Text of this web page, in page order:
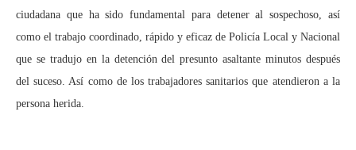
ciudadana que ha sido fundamental para detener al sospechoso, así
como el trabajo coordinado, rápido y eficaz de Policía Local y Nacional
que se tradujo en la detención del presunto asaltante minutos después
del suceso. Así como de los trabajadores sanitarios que atendieron a la
persona herida.